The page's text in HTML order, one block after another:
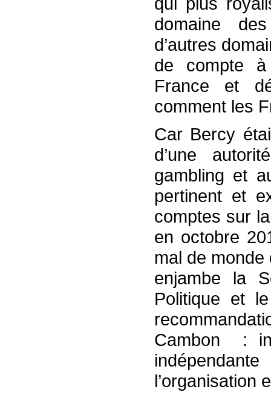
domaine
d’autres
de compte
France et
comment les
Car Bercy
d’une
gambling et
pertinent et
comptes sur
en octobre
mal de
enjambe la
Politique et
Cambon :
l’organisation